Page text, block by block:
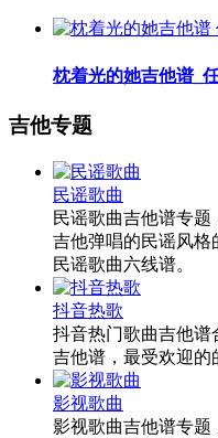
枕着光的她吉他谱_
吉他专题
民谣歌曲
民谣歌曲吉他谱专
吉他弹唱的民谣风格
民谣歌曲六线谱。
抖音热歌
抖音热门歌曲吉他谱
吉他谱，最受欢迎的
影视歌曲
影视歌曲吉他谱专题